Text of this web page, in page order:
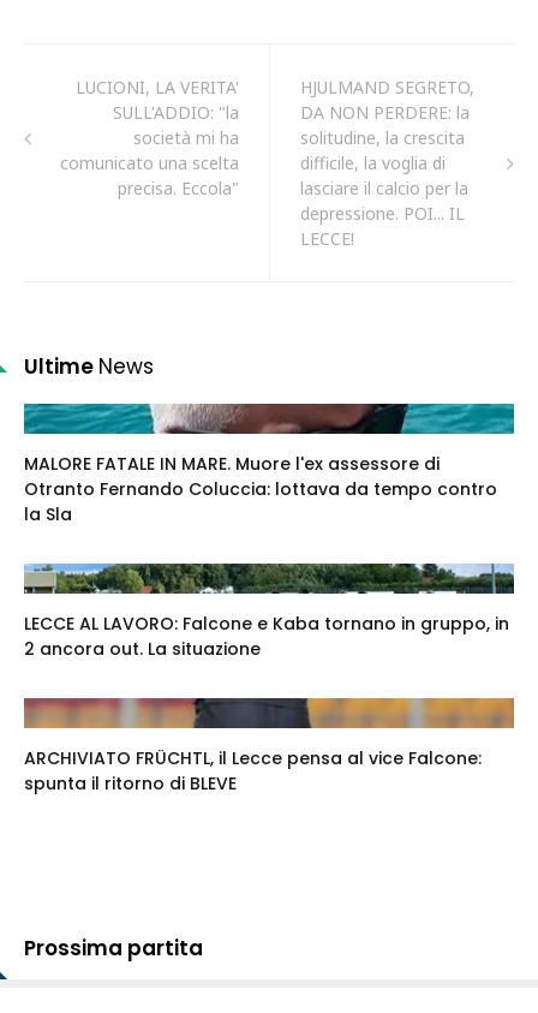
LUCIONI, LA VERITA'
SULL'ADDIO: "la
società mi ha
comunicato una scelta
precisa. Eccola"
HJULMAND SEGRETO,
DA NON PERDERE: la
solitudine, la crescita
difficile, la voglia di
lasciare il calcio per la
depressione. POI... IL
LECCE!
Ultime News
MALORE FATALE IN MARE. Muore l'ex assessore di
Otranto Fernando Coluccia: lottava da tempo contro
la Sla
LECCE AL LAVORO: Falcone e Kaba tornano in gruppo, in
2 ancora out. La situazione
ARCHIVIATO FRÜCHTL, il Lecce pensa al vice Falcone:
spunta il ritorno di BLEVE
Prossima partita